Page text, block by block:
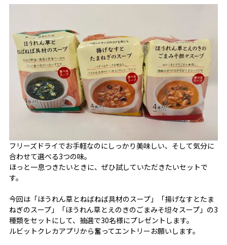
フリーズドライでお手軽なのにしっかり美味しい、そして気分に
合わせて選べる3つの味。
ほっと一息つきたいときに、ぜひ試していただきたいセットで
す。
今回は「ほうれん草とねばねば具材のスープ」「揚げなすとたま
ねぎのスープ」「ほうれん草とえのきのごまみそ坦々スープ」の3
種類をセットにして、抽選で30名様にプレゼントします。
ルビットクレカアプリから奮ってエントリーお願いします。